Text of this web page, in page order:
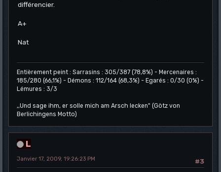
différencier.
A+
Nat
Entièrement peint : Sarrasins : 305/387 (78,8%) - Mercenaires :
185/280 (66,1%) - Démons : 112/164 (68,3%) - Egarés : 0/30 (0%) -
Lémures : 3/3
,,Und sage ihm, er solle mich am Arsch lecken" (Götz von
Berlichingens Motto)
L
#3
Janvier 17, 2009, 19:26:23 PM